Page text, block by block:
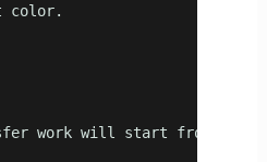
color.
work will start from the